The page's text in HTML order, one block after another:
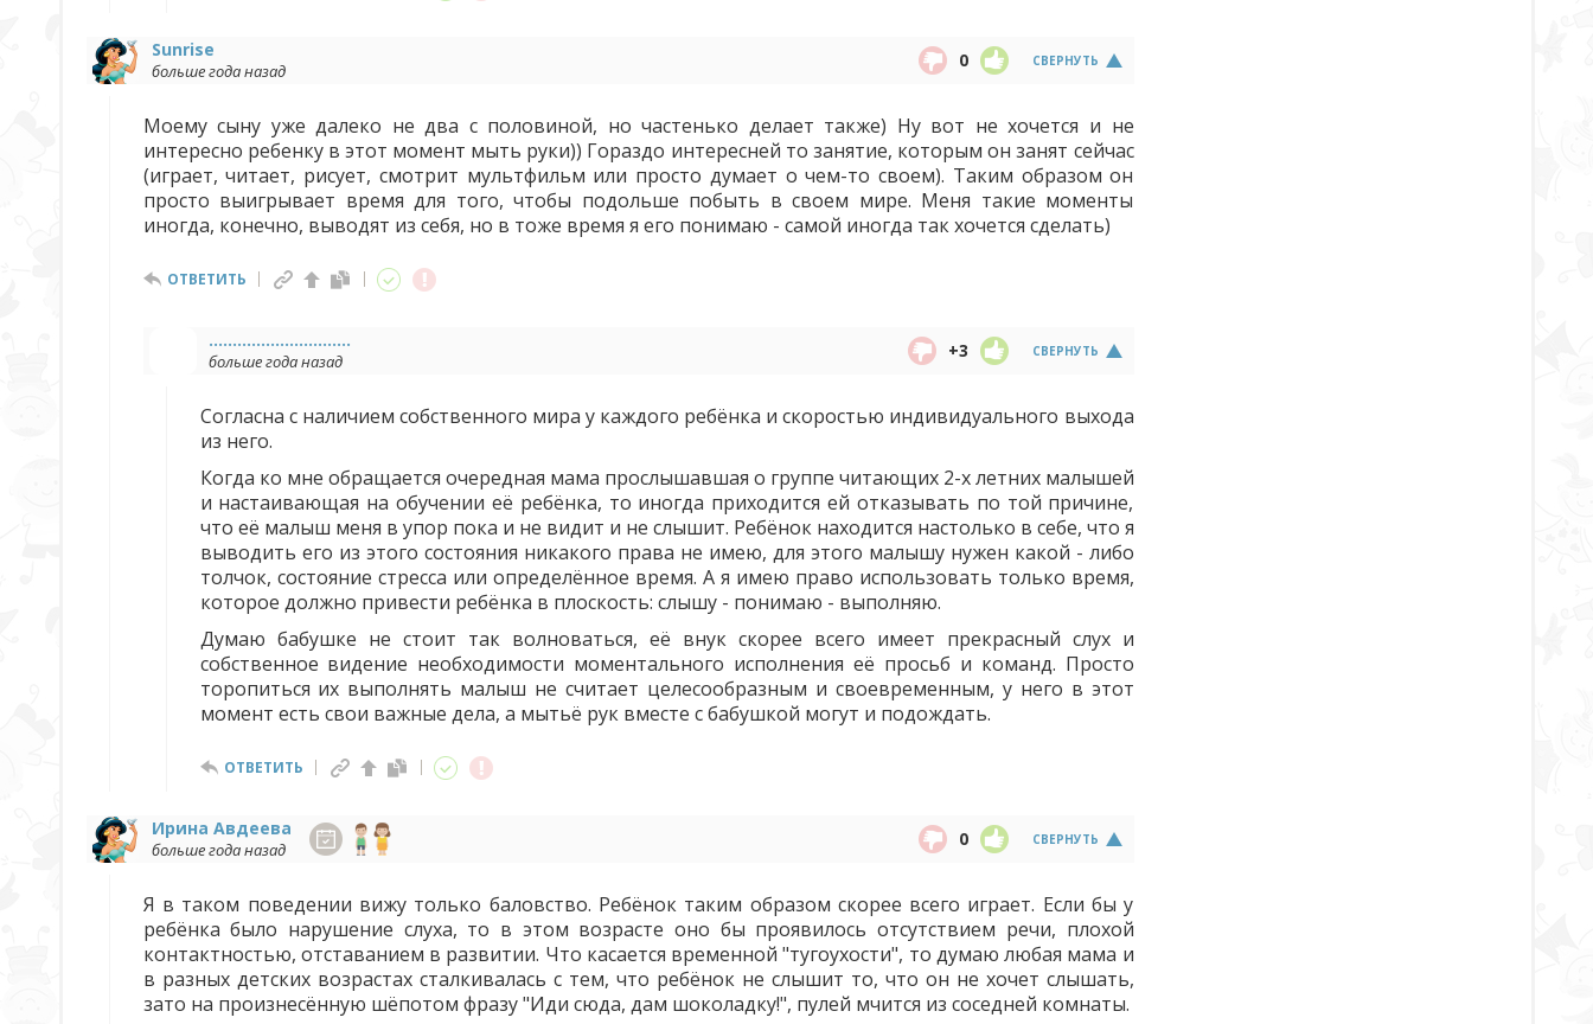
Sunrise
больше года назад СВЕРНУТЬ
0
Моему сыну уже далеко не два с половиной, но частенько делает также) Ну вот не хочется и не
интересно ребенку в этот момент мыть руки)) Гораздо интересней то занятие, которым он занят сейчас
(играет, читает, рисует, смотрит мультфильм или просто думает о чем-то своем). Таким образом он
просто выигрывает время для того, чтобы подольше побыть в своем мире. Меня такие моменты
иногда, конечно, выводят из себя, но в тоже время я его понимаю - самой иногда так хочется сделать)
ОТВЕТИТЬ
..............................
больше года назад СВЕРНУТЬ
+3
Согласна с наличием собственного мира у каждого ребёнка и скоростью индивидуального выхода
из него.
Когда ко мне обращается очередная мама прослышавшая о группе читающих 2-х летних малышей
и настаивающая на обучении её ребёнка, то иногда приходится ей отказывать по той причине,
что её малыш меня в упор пока и не видит и не слышит. Ребёнок находится настолько в себе, что я
выводить его из этого состояния никакого права не имею, для этого малышу нужен какой - либо
толчок, состояние стресса или определённое время. А я имею право использовать только время,
которое должно привести ребёнка в плоскость: слышу - понимаю - выполняю.
Думаю бабушке не стоит так волноваться, её внук скорее всего имеет прекрасный слух и
собственное видение необходимости моментального исполнения её просьб и команд. Просто
торопиться их выполнять малыш не считает целесообразным и своевременным, у него в этот
момент есть свои важные дела, а мытьё рук вместе с бабушкой могут и подождать.
ОТВЕТИТЬ
Ирина Авдеева
больше года назад СВЕРНУТЬ
0
Я в таком поведении вижу только баловство. Ребёнок таким образом скорее всего играет. Если бы у
ребёнка было нарушение слуха, то в этом возрасте оно бы проявилось отсутствием речи, плохой
контактностью, отставанием в развитии. Что касается временной "тугоухости", то думаю любая мама и
в разных детских возрастах сталкивалась с тем, что ребёнок не слышит то, что он не хочет слышать,
зато на произнесённую шёпотом фразу "Иди сюда, дам шоколадку!", пулей мчится из соседней комнаты.